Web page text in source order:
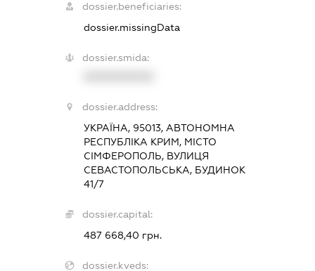
dossier.beneficiaries:
dossier.missingData
dossier.smida:
dossier.address:
УКРАЇНА, 95013, АВТОНОМНА
РЕСПУБЛІКА КРИМ, МІСТО
СІМФЕРОПОЛЬ, ВУЛИЦЯ
СЕВАСТОПОЛЬСЬКА, БУДИНОК
41/7
dossier.capital:
487 668,40 грн.
dossier.kveds: